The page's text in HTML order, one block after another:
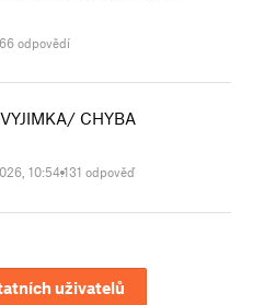
6 odpovědí
CHYBA
10:54:131 odpověď
uživatelů